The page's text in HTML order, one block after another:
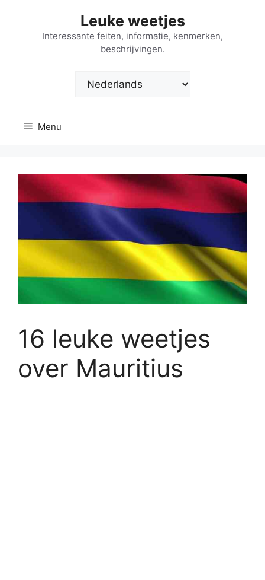
Leuke weetjes
Interessante feiten, informatie, kenmerken,
beschrijvingen.
Kies
Menu
16 leuke weetjes
over Mauritius